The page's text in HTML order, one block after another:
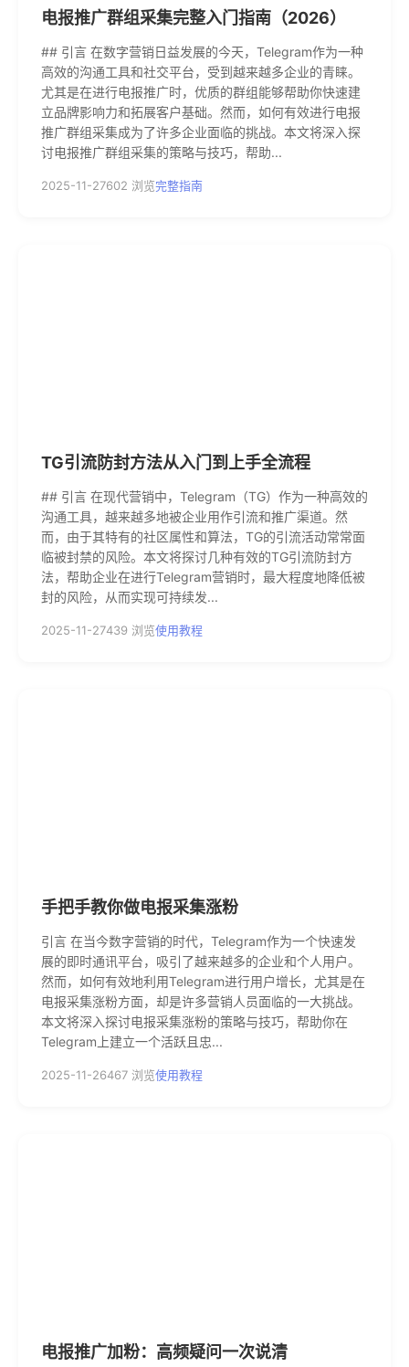
电报推广群组采集完整入门指南（2026）
## 引言 在数字营销日益发展的今天，Telegram作为一种
高效的沟通工具和社交平台，受到越来越多企业的青睐。
尤其是在进行电报推广时，优质的群组能够帮助你快速建
立品牌影响力和拓展客户基础。然而，如何有效进行电报
推广群组采集成为了许多企业面临的挑战。本文将深入探
讨电报推广群组采集的策略与技巧，帮助...
2025-11-27602 浏览完整指南
TG引流防封方法从入门到上手全流程
## 引言 在现代营销中，Telegram（TG）作为一种高效的
沟通工具，越来越多地被企业用作引流和推广渠道。然
而，由于其特有的社区属性和算法，TG的引流活动常常面
临被封禁的风险。本文将探讨几种有效的TG引流防封方
法，帮助企业在进行Telegram营销时，最大程度地降低被
封的风险，从而实现可持续发...
2025-11-27439 浏览使用教程
手把手教你做电报采集涨粉
引言 在当今数字营销的时代，Telegram作为一个快速发
展的即时通讯平台，吸引了越来越多的企业和个人用户。
然而，如何有效地利用Telegram进行用户增长，尤其是在
电报采集涨粉方面，却是许多营销人员面临的一大挑战。
本文将深入探讨电报采集涨粉的策略与技巧，帮助你在
Telegram上建立一个活跃且忠...
2025-11-26467 浏览使用教程
电报推广加粉：高频疑问一次说清